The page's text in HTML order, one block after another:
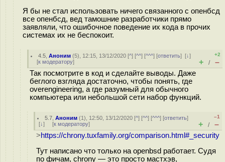
Я бы не стал использовать ничего связанного с опенбсд
все опенбсд, вед тамошние разработчики прямо
заявляли, что ошибочное поведение их кода в прочих
системах их не беспокоит.
4.5 ,Аноним (5), 12:15, 13/12/2020 [^] [^^] [^^^] [ответить][↓]
[к модератору]
+2
+ / –
Так посмотрите в код и сделайте выводы. Даже
беглого взгляда достаточно, чтобы понять, где
overengineering, а где разумный для обычного
компьютера или небольшой сети набор функций.
5.7 ,Аноним (1), 12:50, 13/12/2020 [^] [^^] [^^^] [ответить]
[↓] [к модератору]
–1
+ / –
>https://chrony.tuxfamily.org/comparison.html#_security
Тут написано что только на openbsd работает. Судя
по фичам, chrony — это просто мастхэв,